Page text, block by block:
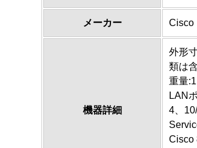
メーカー Cisco
機器詳細
外形
類は
重量
LAN
4、
Cisco